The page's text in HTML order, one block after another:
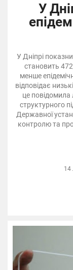
У
У Дніпрі
становить
менше
відповідає
це повідомила
структурного
Державної
контролю та
14